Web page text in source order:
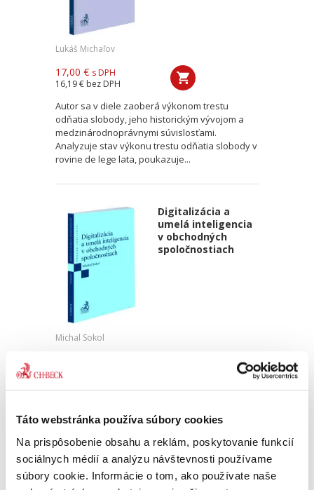
Táto webstránka používa súbory cookies
Na prispôsobenie obsahu a reklám, poskytovanie funkcií
sociálnych médií a analýzu návštevnosti používame
súbory cookie. Informácie o tom, ako používate naše
Lukáš Michaľov
17,00 € s DPH
16,19 € bez DPH
Autor sa v diele zaoberá výkonom trestu
odňatia slobody, jeho historickým vývojom a
medzinárodnoprávnymi súvislosťami.
Analyzuje stav výkonu trestu odňatia slobody v
rovine de lege lata, poukazuje...
Digitalizácia a
umelá inteligencia
v obchodných
spoločnostiach
Michal Sokol
17,14 €
Predkladaná monografia venuje pozornosť
korporátneho práva s konkrétnejším
súvisiacich procesov pri zakladaní a...